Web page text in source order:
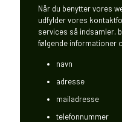
Når du benytter vores
udfylder vores
services så indsamler,
følgende informationer
navn
adresse
mailadresse
telefonnummer